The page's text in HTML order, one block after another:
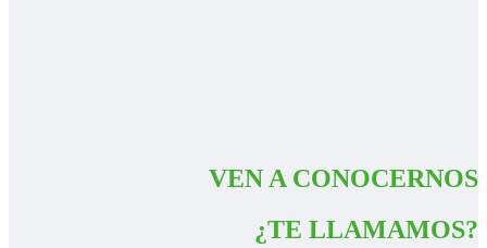
VEN A CONOCERNOS
¿TE LLAMAMOS?